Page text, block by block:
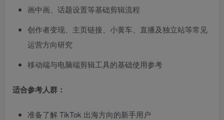
画中画、话题设置等基础剪辑流程
创作者变现、主页链接、小黄车、直播及独立站等常见
运营方向研究
移动端与电脑端剪辑工具的基础使用参考
适合参考人群：
准备了解 TikTok 出海方向的新手用户